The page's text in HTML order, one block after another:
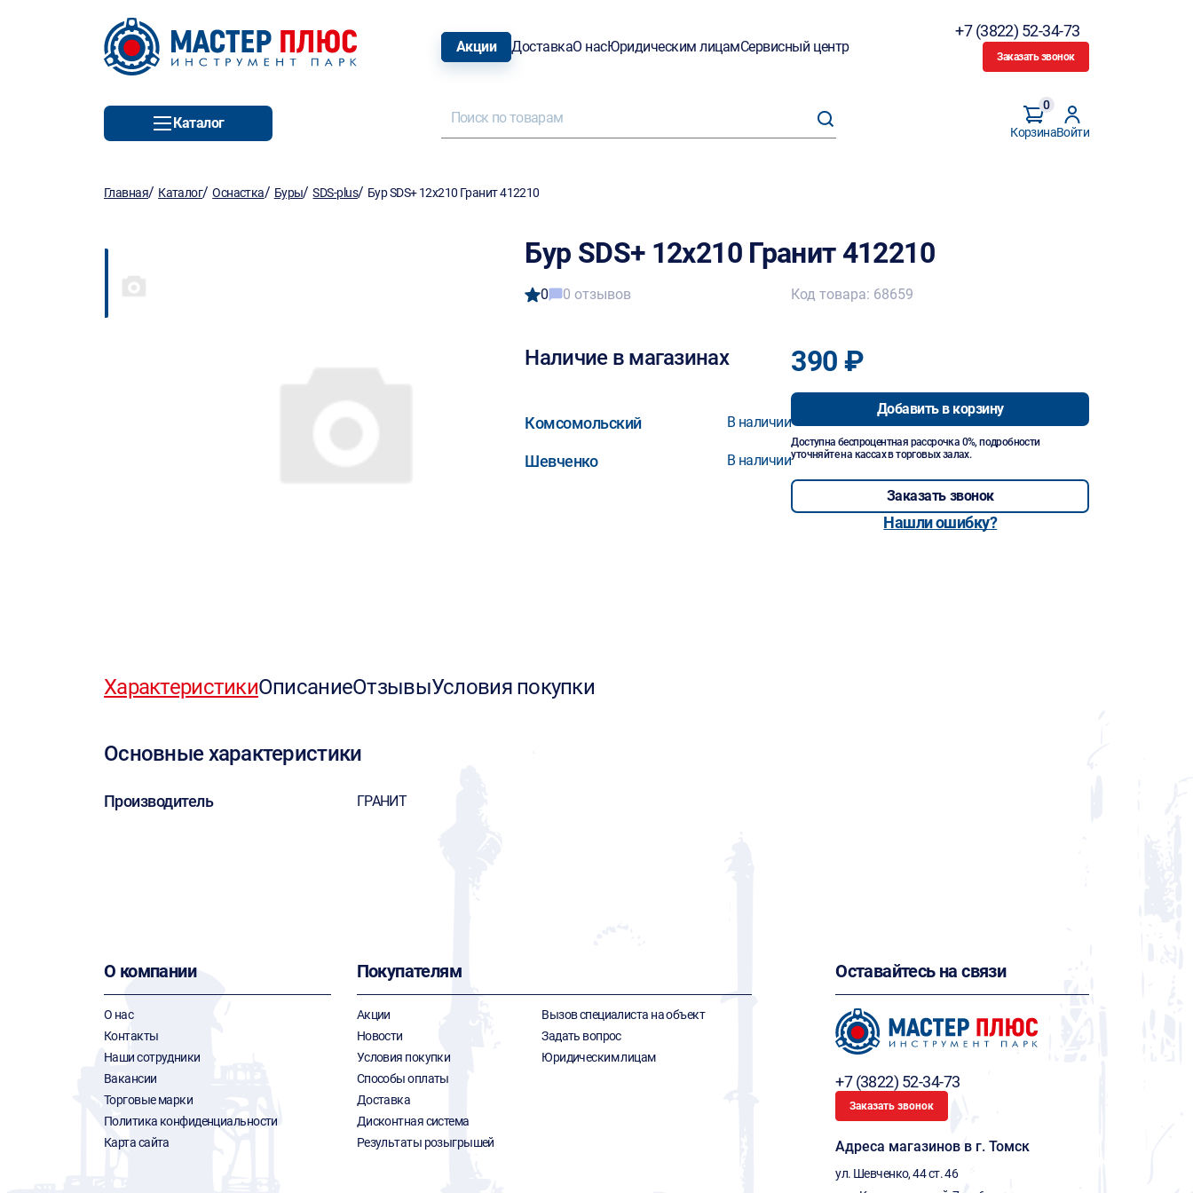
Акции ДоставкаО насЮридическим лицамСервисный центр
+7 (3822) 52-34-73
Заказать звонок
Каталог
Корзина
0
Войти
Главная/ Каталог/Оснастка/ Буры/SDS-plus/ Бур SDS+ 12х210 Гранит 412210
Бур SDS+ 12х210 Гранит 412210
0 0 отзывов
Наличие в магазинах
Комсомольский В наличии
Шевченко В наличии
Код товара: 68659
390 ₽
Добавить в корзину
Доступна беспроцентная рассрочка 0%, подробности
уточняйте на кассах в торговых залах.
Заказать звонок
Нашли ошибку?
ХарактеристикиОписаниеОтзывыУсловия покупки
Основные характеристики
Производитель ГРАНИТ
О компании
О нас
Контакты
Наши сотрудники
Вакансии
Торговые марки
Политика конфиденциальности
Карта сайта
Покупателям
Акции
Новости
Условия покупки
Способы оплаты
Доставка
Дисконтная система
Результаты розыгрышей
Вызов специалиста на объект
Задать вопрос
Юридическим лицам
Оставайтесь на связи
+7 (3822) 52-34-73
Заказать звонок
Адреса магазинов в г. Томск
ул. Шевченко, 44 ст. 46